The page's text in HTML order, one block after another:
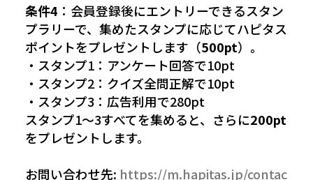
条件4 ：会員登録後にエントリーできるスタン
プラリーで、集めたスタンプに応じてハピタス
ポイントをプレゼントします（500pt）。
・スタンプ1：アンケート回答で10pt
・スタンプ2：クイズ全問正解で10pt
・スタンプ3：広告利用で280pt
スタンプ1〜3すべてを集めると、さらに200pt
をプレゼントします。
お問い合わせ先: https://m.hapitas.jp/contac